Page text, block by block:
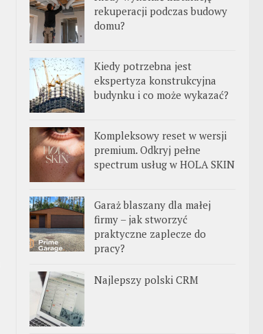
rekuperacji podczas budowy
domu?
Kiedy potrzebna jest
ekspertyza konstrukcyjna
budynku i co może wykazać?
Kompleksowy reset w wersji
premium. Odkryj pełne
spectrum usług w HOLA SKIN
Garaż blaszany dla małej
firmy – jak stworzyć
praktyczne zaplecze do
pracy?
Najlepszy polski CRM